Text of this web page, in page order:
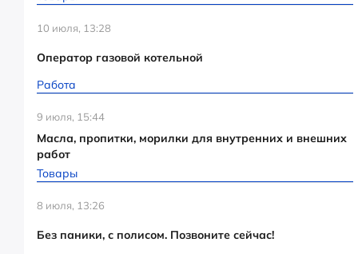
10 июля, 13:28
Оператор газовой котельной
Работа
9 июля, 15:44
Масла, пропитки, морилки для внутренних и внешних
работ
Товары
8 июля, 13:26
Без паники, с полисом. Позвоните сейчас!